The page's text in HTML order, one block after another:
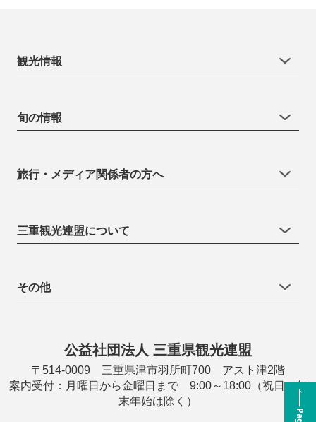
観光情報
旬の情報
旅行・メディア関係者の方へ
三重観光連盟について
その他
公益社団法人 三重県観光連盟
〒514-0009 三重県津市羽所町700 アスト津2階
案内受付：月曜日から金曜日まで 9:00～18:00（祝日・年
末年始は除く）